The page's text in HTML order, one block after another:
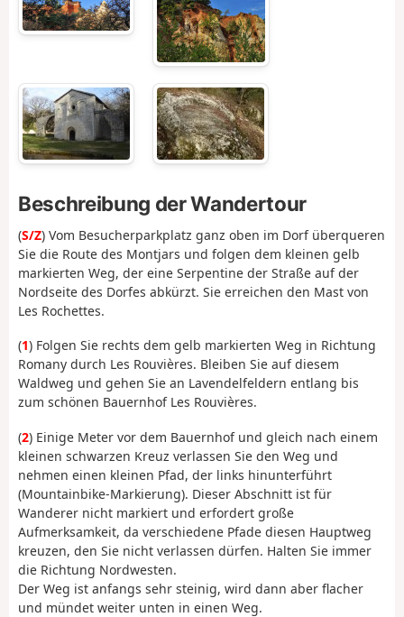
Beschreibung der Wandertour
(S/Z) Vom Besucherparkplatz ganz oben im Dorf überqueren
Sie die Route des Montjars und folgen dem kleinen gelb
markierten Weg, der eine Serpentine der Straße auf der
Nordseite des Dorfes abkürzt. Sie erreichen den Mast von
Les Rochettes.
(1) Folgen Sie rechts dem gelb markierten Weg in Richtung
Romany durch Les Rouvières. Bleiben Sie auf diesem
Waldweg und gehen Sie an Lavendelfeldern entlang bis
zum schönen Bauernhof Les Rouvières.
(2) Einige Meter vor dem Bauernhof und gleich nach einem
kleinen schwarzen Kreuz verlassen Sie den Weg und
nehmen einen kleinen Pfad, der links hinunterführt
(Mountainbike-Markierung). Dieser Abschnitt ist für
Wanderer nicht markiert und erfordert große
Aufmerksamkeit, da verschiedene Pfade diesen Hauptweg
kreuzen, den Sie nicht verlassen dürfen. Halten Sie immer
die Richtung Nordwesten.
Der Weg ist anfangs sehr steinig, wird dann aber flacher
und mündet weiter unten in einen Weg.